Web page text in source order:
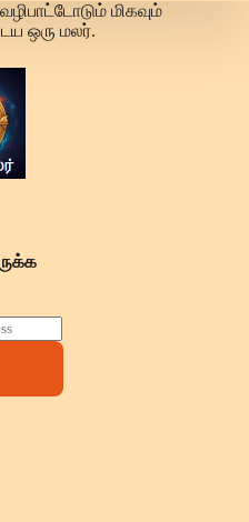
மிகவும்
ஒரு மலர்.